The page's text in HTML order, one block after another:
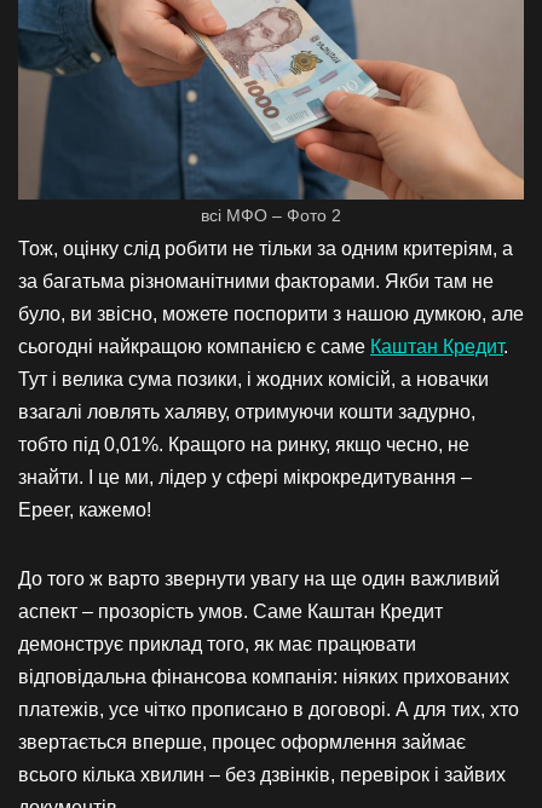
всі МФО – Фото 2
Тож, оцінку слід робити не тільки за одним критеріям, а
за багатьма різноманітними факторами. Якби там не
було, ви звісно, можете поспорити з нашою думкою, але
сьогодні найкращою компанією є саме Каштан Кредит.
Тут і велика сума позики, і жодних комісій, а новачки
взагалі ловлять халяву, отримуючи кошти задурно,
тобто під 0,01%. Кращого на ринку, якщо чесно, не
знайти. І це ми, лідер у сфері мікрокредитування –
Epeer, кажемо!
До того ж варто звернути увагу на ще один важливий
аспект – прозорість умов. Саме Каштан Кредит
демонструє приклад того, як має працювати
відповідальна фінансова компанія: ніяких прихованих
платежів, усе чітко прописано в договорі. А для тих, хто
звертається вперше, процес оформлення займає
всього кілька хвилин – без дзвінків, перевірок і зайвих